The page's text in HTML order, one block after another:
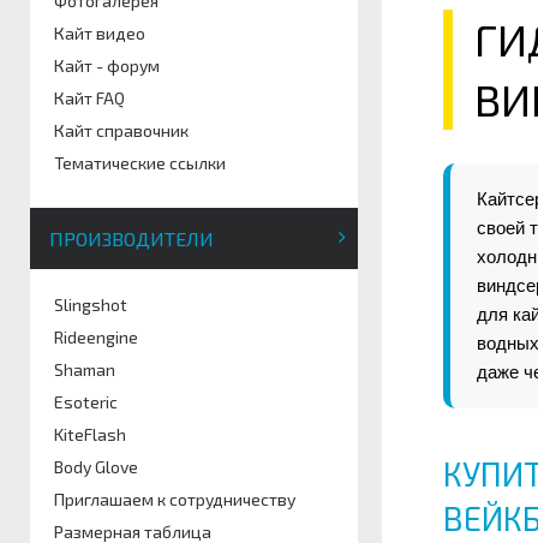
Кайт видео
Кайт - форум
Кайт FAQ
Кайт справочник
Тематические ссылки
ПРОИЗВОДИТЕЛИ
Slingshot
Rideengine
Shaman
Esoteric
KiteFlash
Body Glove
Приглашаем к сотрудничеству
Размерная таблица
своей
для
даже